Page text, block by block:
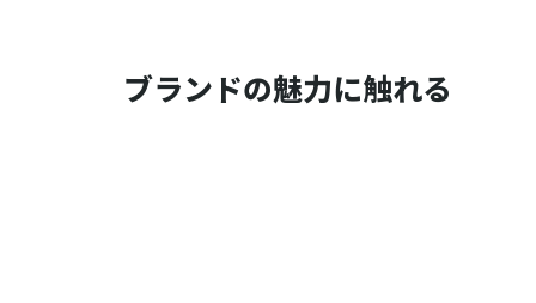
ブランドの魅力に触れる